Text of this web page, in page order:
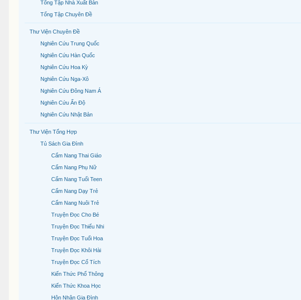
Tổng Tập Nhà Xuất Bản
Tổng Tập Chuyên Đề
Thư Viện Chuyên Đề
Nghiên Cứu Trung Quốc
Nghiên Cứu Hàn Quốc
Nghiên Cứu Hoa Kỳ
Nghiên Cứu Nga-Xô
Nghiên Cứu Đông Nam Á
Nghiên Cứu Ấn Độ
Nghiên Cứu Nhật Bản
Thư Viện Tổng Hợp
Tủ Sách Gia Đình
Cẩm Nang Thai Giáo
Cẩm Nang Phụ Nữ
Cẩm Nang Tuổi Teen
Cẩm Nang Dạy Trẻ
Cẩm Nang Nuôi Trẻ
Truyện Đọc Cho Bé
Truyện Đọc Thiếu Nhi
Truyện Đọc Tuổi Hoa
Truyện Đọc Khôi Hài
Truyện Đọc Cổ Tích
Kiến Thức Phổ Thông
Kiến Thức Khoa Học
Hôn Nhân Gia Đình